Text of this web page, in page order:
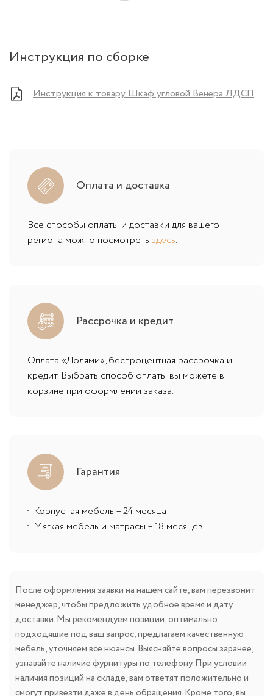
Инструкция по сборке
Инструкция к товару Шкаф угловой Венера ЛДСП
Оплата и доставка
Все способы оплаты и доставки для вашего
региона можно посмотреть здесь.
Рассрочка и кредит
Оплата «Долями», беспроцентная рассрочка и
кредит. Выбрать способ оплаты вы можете в
корзине при оформлении заказа.
Гарантия
Корпусная мебель – 24 месяца
Мягкая мебель и матрасы – 18 месяцев
После оформления заявки на нашем сайте, вам перезвонит
менеджер, чтобы предложить удобное время и дату
доставки. Мы рекомендуем позиции, оптимально
подходящие под ваш запрос, предлагаем качественную
мебель, уточняем все нюансы. Выясняйте вопросы заранее,
узнавайте наличие фурнитуры по телефону. При условии
наличия позиций на складе, вам ответят положительно и
смогут привезти даже в день обращения. Кроме того, вы